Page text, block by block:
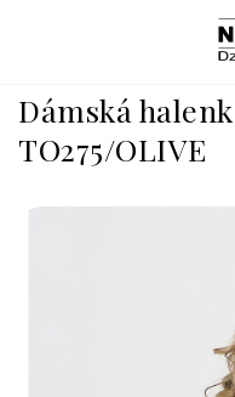
Dámská
TO275/OLIVE